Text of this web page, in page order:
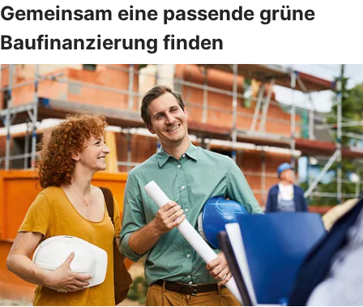
Gemeinsam eine passende grüne
Baufinanzierung finden